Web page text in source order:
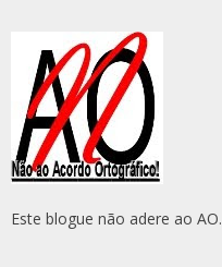
Este blogue não adere ao AO.